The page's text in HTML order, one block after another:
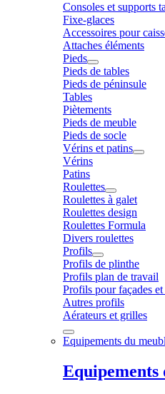
Consoles et supports
Fixe-glaces
Accessoires pour
Attaches éléments
Pieds
Pieds de tables
Pieds de péninsule
Tables
Piètements
Pieds de meuble
Pieds de socle
Vérins et patins
Vérins
Patins
Roulettes
Roulettes à galet
Roulettes design
Roulettes Formula
Divers roulettes
Profils
Profils de plinthe
Profils plan de travail
Profils pour façades et
Autres profils
Aérateurs et grilles
Equipements du
Equipements